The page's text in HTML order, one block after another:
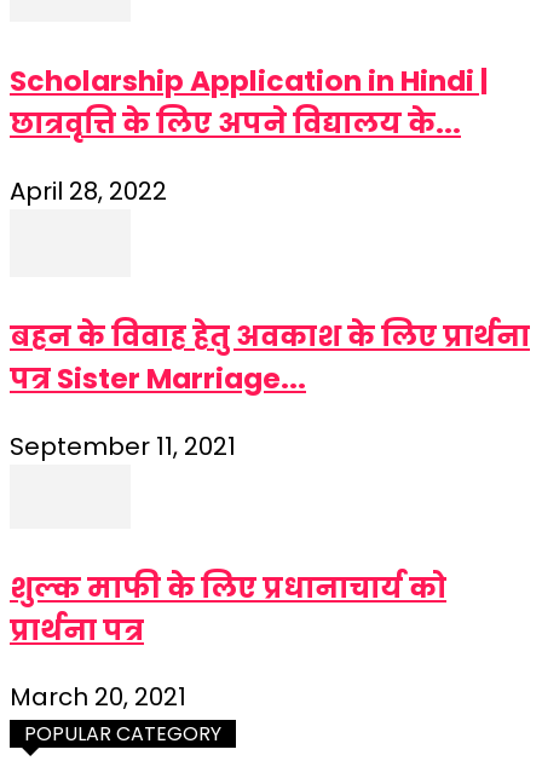
Scholarship Application in Hindi |
छात्रवृत्ति के लिए अपने विद्यालय के...
April 28, 2022
बहन के विवाह हेतु अवकाश के लिए प्रार्थना
पत्र Sister Marriage...
September 11, 2021
शुल्क माफी के लिए प्रधानाचार्य को
प्रार्थना पत्र
March 20, 2021
POPULAR CATEGORY